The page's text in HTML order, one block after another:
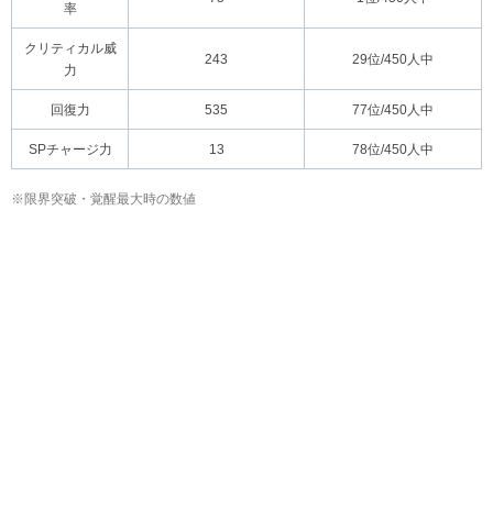
率
クリティカル威
力
243 29位/450人中
回復力 535 77位/450人中
SPチャージ力 13 78位/450人中
※限界突破・覚醒最大時の数値